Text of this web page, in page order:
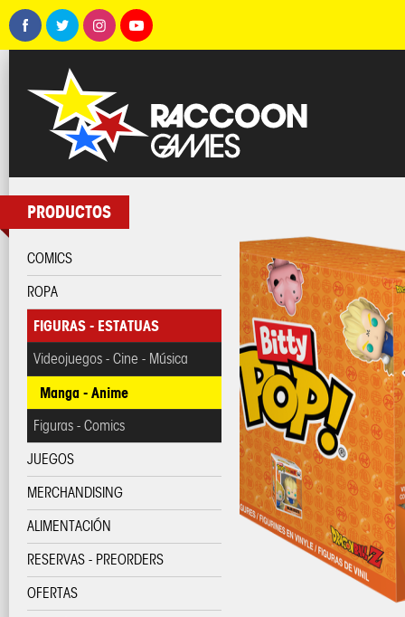
PRODUCTOS
COMICS
ROPA
FIGURAS - ESTATUAS
Videojuegos - Cine - Música
Manga - Anime
Figuras - Comics
JUEGOS
MERCHANDISING
ALIMENTACIÓN
RESERVAS - PREORDERS
OFERTAS